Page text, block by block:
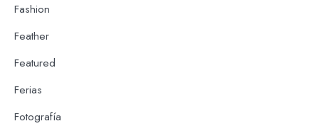
Fashion
Feather
Featured
Ferias
Fotografía